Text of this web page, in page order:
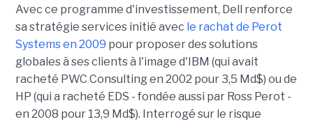
Avec ce programme d'investissement, Dell renforce
sa stratégie services initié avec le rachat de Perot
Systems en 2009 pour proposer des solutions
globales à ses clients à l'image d'IBM (qui avait
racheté PWC Consulting en 2002 pour 3,5 Md$) ou de
HP (qui a racheté EDS - fondée aussi par Ross Perot -
en 2008 pour 13,9 Md$). Interrogé sur le risque